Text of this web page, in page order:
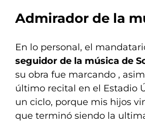
Admirador de la
En lo personal, el
seguidor de la música de
su obra fue marcando ,
último recital en el Estadio
un ciclo, porque mis hijos
que terminó siendo la